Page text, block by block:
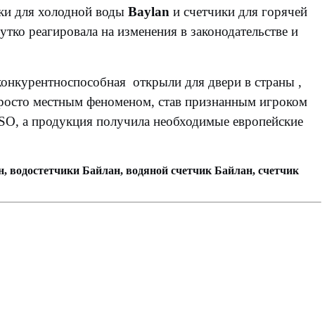
для холодной воды Baylan и счетчики для горячей
реагировала на изменения в законодательстве и
открыли для двери в страны ,
местным феноменом, став признанным игроком
а продукция получила необходимые европейские
Байлан, водяной счетчик Байлан, счетчик